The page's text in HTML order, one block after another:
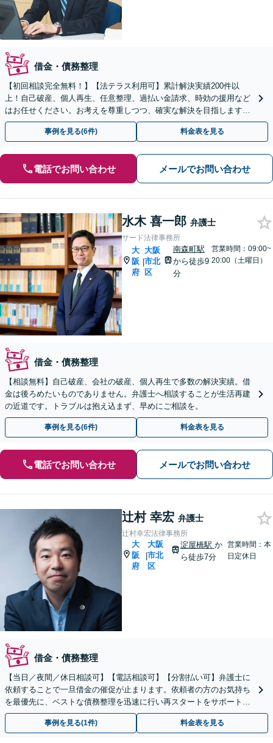
借金・債務整理
【初回相談完全無料！】【法テラス利用可】累計解決実績200件以
上！自己破産、個人再生、任意整理、過払い金請求、時効の援用など
はお任せください。お考えを尊重しつつ、確実な解決を目指します
【休日・夜間相談可】【北浜駅3分】【弁護士歴15年以上】
事例を見る(6件) 料金表を見る
電話でお問い合わせ メールでお問い合わせ
水木 喜一郎 弁護士
サード法律事務所
大
阪
府
|
大阪
市北
区
南森町駅
から徒歩9
分
営業時間：09:00~
20:00（土曜日）
借金・債務整理
【相談無料】自己破産、会社の破産、個人再生で多数の解決実績。借
金は後ろめたいものでありません。弁護士へ相談することが生活再建
の近道です。トラブルは抱え込まず、早めにご相談を。
事例を見る(6件) 料金表を見る
電話でお問い合わせ メールでお問い合わせ
辻村 幸宏 弁護士
辻村幸宏法律事務所
大
阪
府
|
大阪
市北
区
淀屋橋駅 か
ら徒歩7分
営業時間：本
日定休日
借金・債務整理
【当日／夜間／休日相談可】【電話相談可】【分割払い可】弁護士に
依頼することで一旦借金の催促が止まります。依頼者の方のお気持ち
を最優先に、ベストな債務整理を迅速に行い再スタートをサポート。
早ければ早いほど、打てる手の選択肢は増えます。
事例を見る(1件) 料金表を見る